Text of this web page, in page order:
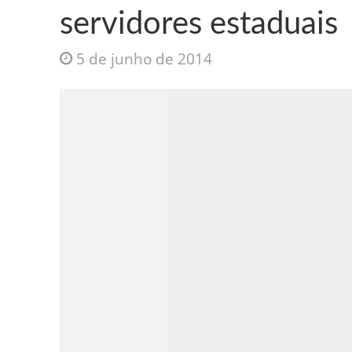
servidores estaduais
5 de junho de 2014